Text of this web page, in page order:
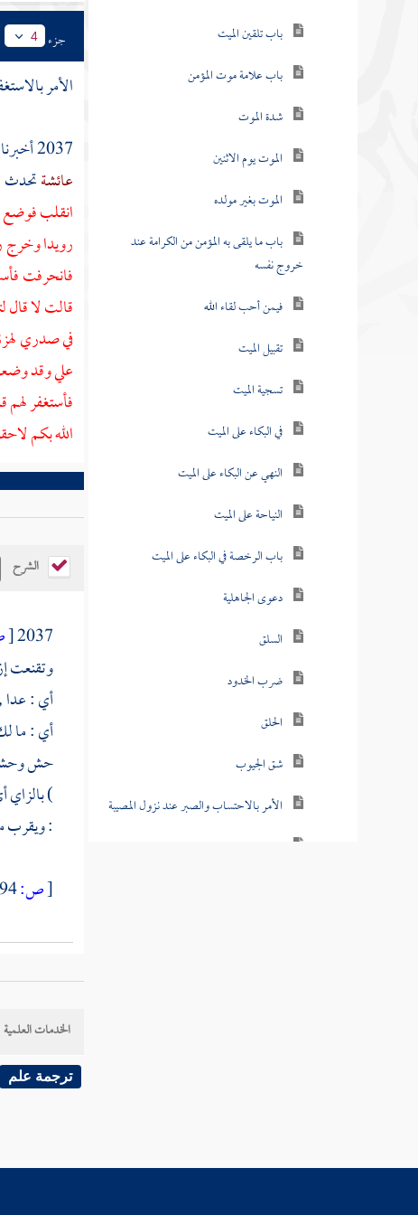
باب تلقين الميت
باب علامة موت المؤمن
شدة الموت
الموت يوم الاثنين
الموت بغير مولده
باب ما يلقى به المؤمن من الكرامة عند
خروج نفسه
فيمن أحب لقاء الله
تقبيل الميت
تسجية الميت
في البكاء على الميت
النهي عن البكاء على الميت
النياحة على الميت
باب الرخصة في البكاء على الميت
دعوى الجاهلية
السلق
ضرب الخدود
الحلق
شق الجيوب
الأمر بالاحتساب والصبر عند نزول المصيبة
جزء 4
الأمر
2037 أخبرنا
عائشة
انقلب فوضع
رويدا
فانحرفت
قالت لا قال
في صدري
علي وقد
فأستغفر
الله بكم
الشرح
2037
[
وتقنعت
أي : عدا
أي : ما
حش
)
: ويقرب
[ص:
الخدمات العلمية
ترجمة علم